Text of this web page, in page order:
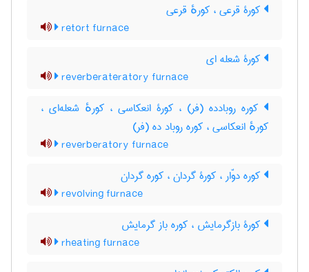
کورۀ قرعی ، کورهٔ قرعی
retort furnace
کورۀ شعله ای
reverberateratory furnace
کوره روبادده (فر) ، کورۀ انعکاسی ، کورهٔ شعله‌ای ،
کورهٔ انعکاسی ، کوره روباد ده (فر)
reverberatory furnace
کوره دوّار ، کورۀ گردان ، کوره گردان
revolving furnace
کورۀ بازگرمایش ، کوره باز گرمایش
rheating furnace